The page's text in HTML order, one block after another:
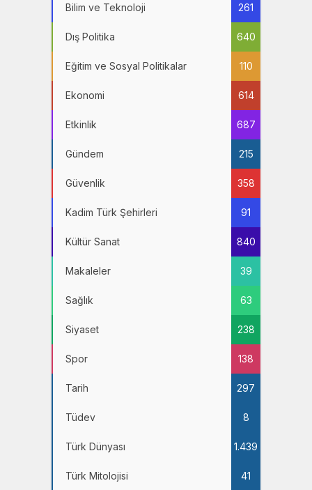
Bilim ve Teknoloji 261
Dış Politika 640
Eğitim ve Sosyal Politikalar 110
Ekonomi 614
Etkinlik 687
Gündem 215
Güvenlik 358
Kadim Türk Şehirleri 91
Kültür Sanat 840
Makaleler 39
Sağlık 63
Siyaset 238
Spor 138
Tarih 297
Tüdev 8
Türk Dünyası 1.439
Türk Mitolojisi 41